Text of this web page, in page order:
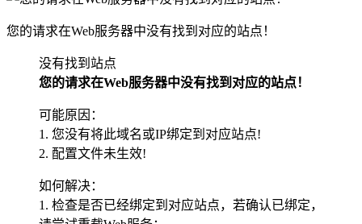
您的请求在Web服务器中没有找到对应的站点！
没有找到站点
您的请求在Web服务器中没有找到对应的站点！
可能原因：
1. 您没有将此域名或IP绑定到对应站点!
2. 配置文件未生效!
如何解决：
1. 检查是否已经绑定到对应站点，若确认已绑定，